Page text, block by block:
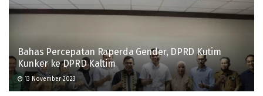
Bahas Percepatan Raperda Gender, DPRD Kutim
Kunker ke DPRD Kaltim
13 November 2023